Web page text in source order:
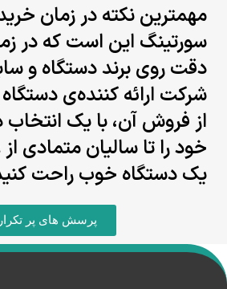
مهمترین نکته در زمان
سورتینگ این است که در
دقت روی برند دستگاه و
شرکت ارائه کننده‌ی
از فروش آن، با یک
خود را تا سالیان متمادی
یک دستگاه خوب راحت
پرسش های پر تکرار